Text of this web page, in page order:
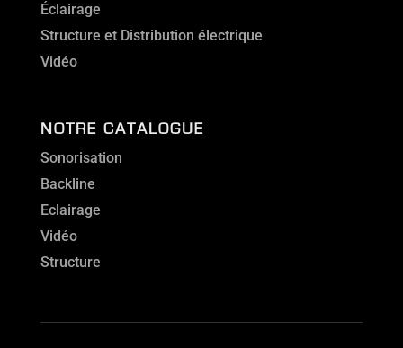
Éclairage
Structure et Distribution électrique
Vidéo
NOTRE CATALOGUE
Sonorisation
Backline
Eclairage
Vidéo
Structure